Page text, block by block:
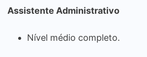
Assistente Administrativo
Nível médio completo.